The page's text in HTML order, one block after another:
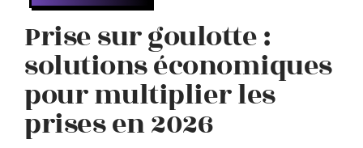
Prise sur goulotte :
solutions économiques
pour multiplier les
prises en 2026